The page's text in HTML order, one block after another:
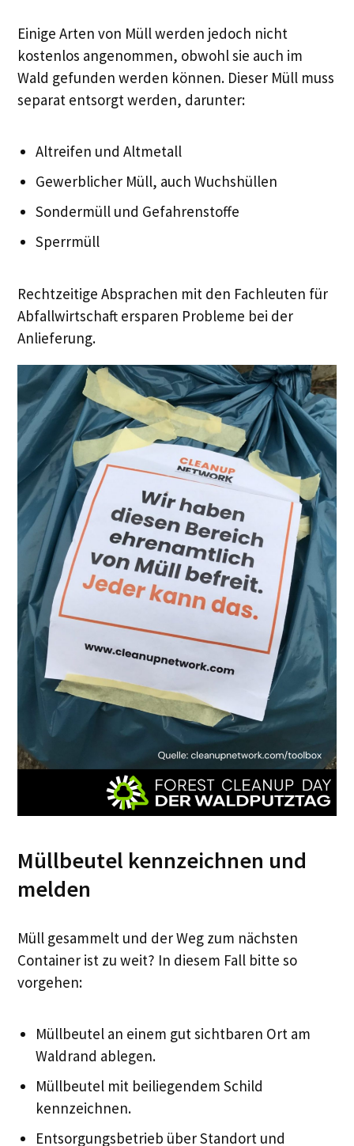
Einige Arten von Müll werden jedoch nicht
kostenlos angenommen, obwohl sie auch im
Wald gefunden werden können. Dieser Müll muss
separat entsorgt werden, darunter:
Altreifen und Altmetall
Gewerblicher Müll, auch Wuchshüllen
Sondermüll und Gefahrenstoffe
Sperrmüll
Rechtzeitige Absprachen mit den Fachleuten für
Abfallwirtschaft ersparen Probleme bei der
Anlieferung.
Müllbeutel kennzeichnen und
melden
Müll gesammelt und der Weg zum nächsten
Container ist zu weit? In diesem Fall bitte so
vorgehen:
Müllbeutel an einem gut sichtbaren Ort am
Waldrand ablegen.
Müllbeutel mit beiliegendem Schild
kennzeichnen.
Entsorgungsbetrieb über Standort und